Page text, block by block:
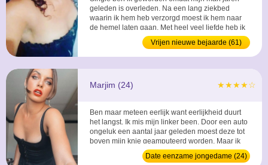
geleden is overleden. Na een lang ziekbed
waarin ik hem heb verzorgd moest ik hem naar
de hemel laten gaan. Met heel veel liefde heb ik
hem tot zijn dood verzorgd. Sociaal zijn is voor
mij een must, sociaal zijn verwacht ik ook van
mijn eventuele partner. ...
Vrijen nieuwe bejaarde (61)
★★★★☆
Marjim (24)
Ben maar meteen eerlijk want eerlijkheid duurt
het langst. Ik mis mijn linker been. Door een auto
ongeluk een aantal jaar geleden moest deze tot
boven mijn knie geamputeerd worden. Maar ik
kan alles doen in het leven wat ik wil, al lopen
mannen snel weg als ze er achter komen. ...
Date eenzame jongedame (24)